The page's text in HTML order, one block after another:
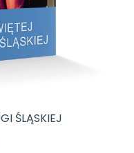
ŚLĄSKIEJ